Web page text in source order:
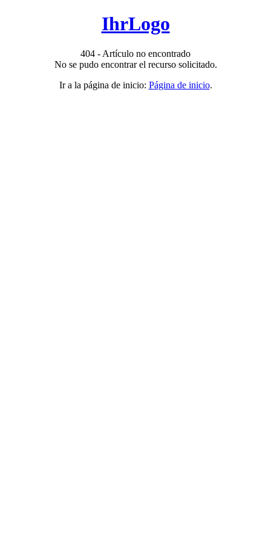
IhrLogo
404 - Artículo no encontrado
No se pudo encontrar el recurso solicitado.
Ir a la página de inicio: Página de inicio.